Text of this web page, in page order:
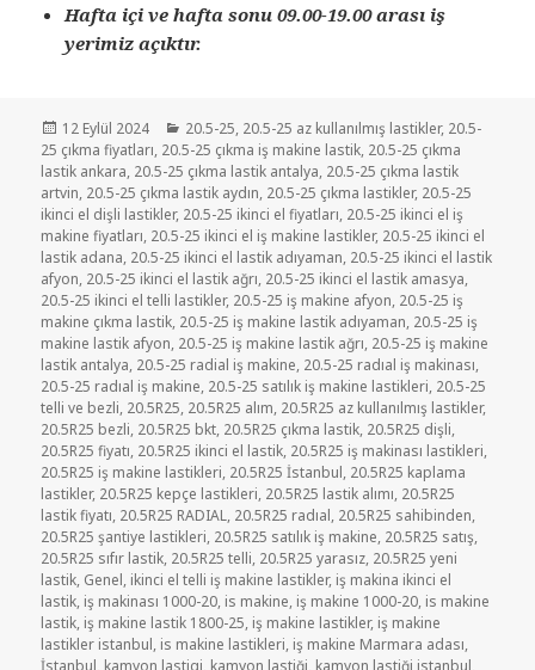
Hafta içi ve hafta sonu 09.00-19.00 arası iş
yerimiz açıktır.
Yayın
tarihi
12 Eylül 2024 Kategoriler
20.5-25, 20.5-25 az kullanılmış lastikler, 20.5-
25 çıkma fiyatları, 20.5-25 çıkma iş makine lastik, 20.5-25 çıkma
lastik ankara, 20.5-25 çıkma lastik antalya, 20.5-25 çıkma lastik
artvin, 20.5-25 çıkma lastik aydın, 20.5-25 çıkma lastikler, 20.5-25
ikinci el dişli lastikler, 20.5-25 ikinci el fiyatları, 20.5-25 ikinci el iş
makine fiyatları, 20.5-25 ikinci el iş makine lastikler, 20.5-25 ikinci el
lastik adana, 20.5-25 ikinci el lastik adıyaman, 20.5-25 ikinci el lastik
afyon, 20.5-25 ikinci el lastik ağrı, 20.5-25 ikinci el lastik amasya,
20.5-25 ikinci el telli lastikler, 20.5-25 iş makine afyon, 20.5-25 iş
makine çıkma lastik, 20.5-25 iş makine lastik adıyaman, 20.5-25 iş
makine lastik afyon, 20.5-25 iş makine lastik ağrı, 20.5-25 iş makine
lastik antalya, 20.5-25 radial iş makine, 20.5-25 radıal iş makinası,
20.5-25 radıal iş makine, 20.5-25 satılık iş makine lastikleri, 20.5-25
telli ve bezli, 20.5R25, 20.5R25 alım, 20.5R25 az kullanılmış lastikler,
20.5R25 bezli, 20.5R25 bkt, 20.5R25 çıkma lastik, 20.5R25 dişli,
20.5R25 fiyatı, 20.5R25 ikinci el lastik, 20.5R25 iş makinası lastikleri,
20.5R25 iş makine lastikleri, 20.5R25 İstanbul, 20.5R25 kaplama
lastikler, 20.5R25 kepçe lastikleri, 20.5R25 lastik alımı, 20.5R25
lastik fiyatı, 20.5R25 RADIAL, 20.5R25 radıal, 20.5R25 sahibinden,
20.5R25 şantiye lastikleri, 20.5R25 satılık iş makine, 20.5R25 satış,
20.5R25 sıfır lastik, 20.5R25 telli, 20.5R25 yarasız, 20.5R25 yeni
lastik, Genel, ikinci el telli iş makine lastikler, iş makina ikinci el
lastik, iş makinası 1000-20, is makine, iş makine 1000-20, is makine
lastik, iş makine lastik 1800-25, iş makine lastikler, iş makine
lastikler istanbul, is makine lastikleri, iş makine Marmara adası,